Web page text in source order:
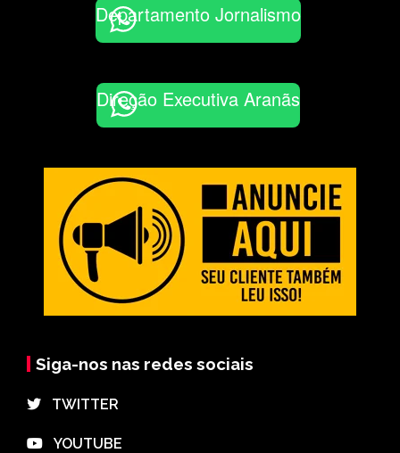
Departamento Jornalismo
Direção Executiva Aranãs
Siga-nos nas redes sociais
⠀TWITTER
⠀YOUTUBE